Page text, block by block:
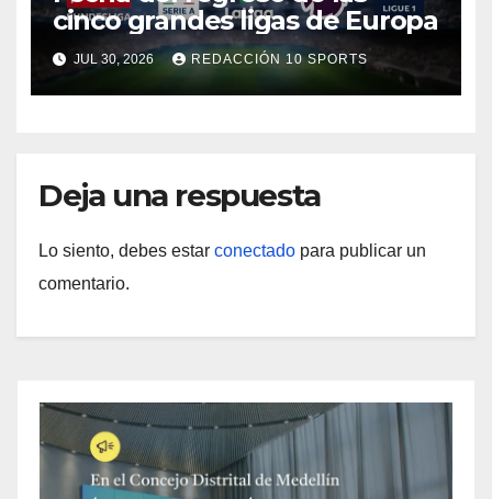
cinco grandes ligas de Europa
JUL 30, 2026 REDACCIÓN 10 SPORTS
Deja una respuesta
Lo siento, debes estar conectado para publicar un
comentario.